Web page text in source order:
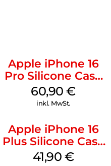
Apple iPhone 16
Pro Silicone Case
MagSafe Stone
Gray
60,90€
inkl. MwSt.
Apple iPhone 16
Plus Silicone Case
MagSafe Stone
41,90 €